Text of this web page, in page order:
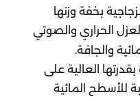
بخفة وزنها
الحراري والصوتي
والجافة.
بقدرتها العالية على
للأسطح المائية